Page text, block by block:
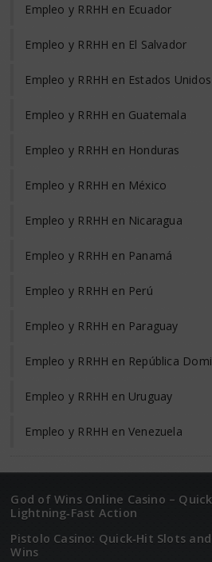
Empleo y RRHH en Ecuador
Empleo y RRHH en El Salvador
Empleo y RRHH en Estados Unidos
Empleo y RRHH en Guatemala
Empleo y RRHH en Honduras
Empleo y RRHH en México
Empleo y RRHH en Nicaragua
Empleo y RRHH en Panamá
Empleo y RRHH en Perú
Empleo y RRHH en Paraguay
Empleo y RRHH en República
Empleo y RRHH en Uruguay
Empleo y RRHH en Venezuela
God of Wins Online Casino –
Lightning‑Fast Action
Pistolo Casino: Quick‑Hit Slots
Wins